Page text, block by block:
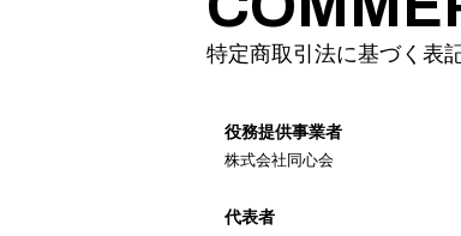
施設案内
お問い合わせ
特定商取引法に基づく表
役務提供事業者
株式会社同心会
代表者